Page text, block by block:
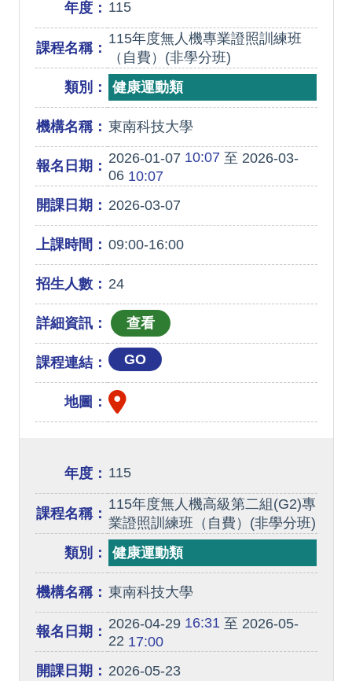
年度： 115
課程名稱：
115年度無人機專業證照訓練班
（自費）(非學分班)
類別：
健康運動類
機構名稱： 東南科技大學
報名日期： 2026-01-07 10:07 至 2026-03-
0610:07
開課日期： 2026-03-07
上課時間： 09:00-16:00
招生人數： 24
詳細資訊：
課程連結： GO
地圖：
年度： 115
課程名稱：
115年度無人機高級第二組(G2)專
業證照訓練班（自費）(非學分班)
類別：
健康運動類
機構名稱： 東南科技大學
報名日期： 2026-04-2916:31至 2026-05-
22 17:00
開課日期： 2026-05-23